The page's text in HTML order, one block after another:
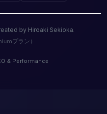
by Hiroaki Sekioka.
プラン）
& Performance